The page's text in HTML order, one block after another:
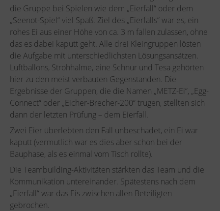
die Gruppe bei Spielen wie dem „Eierfall“ oder dem
„Seenot-Spiel“ viel Spaß. Ziel des „Eierfalls“ war es, ein
rohes Ei aus einer Höhe von ca. 3 m fallen zulassen, ohne
das es dabei kaputt geht. Alle drei Kleingruppen lösten
die Aufgabe mit unterschiedlichsten Lösungsansätzen.
Luftballons, Strohhalme, eine Schnur und Tesa gehörten
hier zu den meist verbauten Gegenständen. Die
Ergebnisse der Gruppen, die die Namen „METZ-Ei“, „Egg-
Connect“ oder „Eicher-Brecher-200“ trugen, stellten sich
dann der letzten Prüfung – dem Eierfall.
Zwei Eier überlebten den Fall unbeschadet, ein Ei war
kaputt (vermutlich war es dies aber schon bei der
Bauphase, als es einmal vom Tisch rollte).
Die Teambuilding-Aktivitäten stärkten das Team und die
Kommunikation untereinander. Spätestens nach dem
„Eierfall“ war das Eis zwischen allen Beteiligten
gebrochen.